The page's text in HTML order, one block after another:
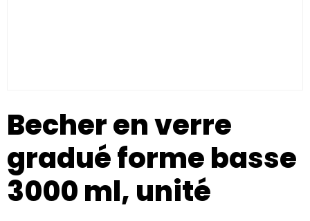
Becher en verre
gradué forme basse
3000 ml, unité